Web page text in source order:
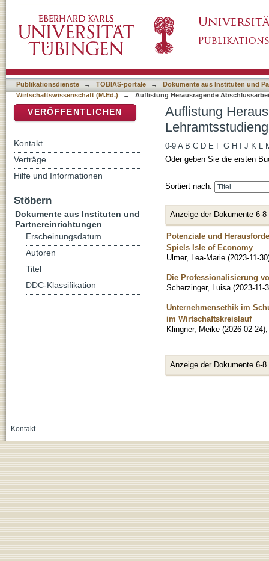
(M.Ed.) nach Titel
Publikationsdienste → TOBIAS-portale →
Dokumente aus Instituten und
Wirtschaftswissenschaft (M.Ed.)
→ Auflistung Herausragende
Auflistung
0-9 A B C D E F G H J K L
Oder geben Sie die ersten
Sortiert nach:
Anzeige der Dokumente 6-8
Potenziale und
Spiels Isle of Economy
Ulmer, Lea-Marie (2023-11-30
Die Professionalisierung
Scherzinger, Luisa (2023-11-
Unternehmensethik im
im Wirtschaftskreislauf
Klingner, Meike (2026-02-24);
Anzeige der Dokumente 6-8
VERÖFFENTLICHEN
Kontakt
Verträge
Hilfe und Informationen
Stöbern
Dokumente aus Instituten und
Partnereinrichtungen
Erscheinungsdatum
Autoren
Titel
DDC-Klassifikation
Kontakt